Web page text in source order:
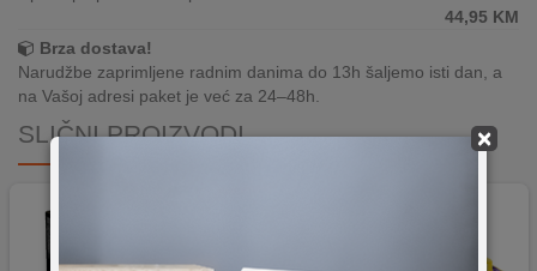
×
44,95 KM
Brza dostava!
Narudžbe zaprimljene radnim danima do 13h šaljemo isti dan, a
na Vašoj adresi paket je već za 24–48h.
SLIČNI PROIZVODI